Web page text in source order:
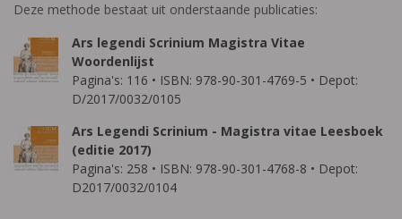
Deze methode bestaat uit onderstaande publicaties:
Ars legendi Scrinium Magistra Vitae
Woordenlijst
Pagina's: 116 • ISBN: 978-90-301-4769-5 • Depot:
D/2017/0032/0105
Ars Legendi Scrinium - Magistra vitae Leesboek
(editie 2017)
Pagina's: 258 • ISBN: 978-90-301-4768-8 • Depot:
D2017/0032/0104